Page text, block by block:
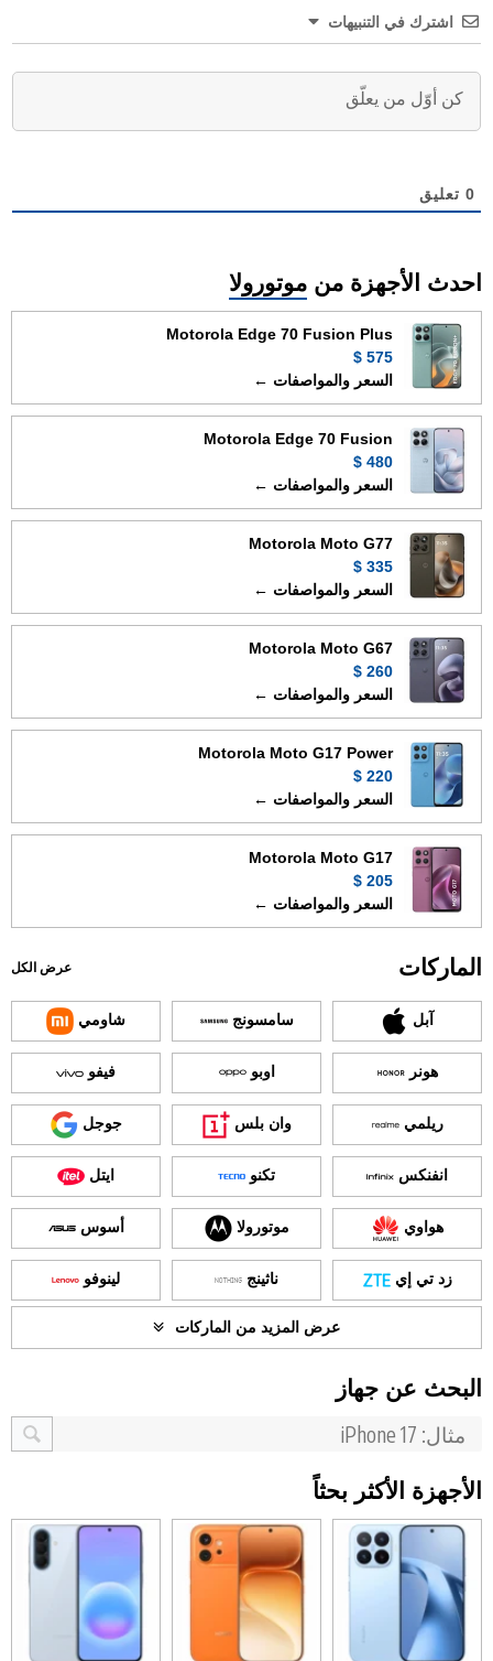
اشترك في التنبيهات
0 تعليق
احدث الأجهزة من موتورولا
Motorola Edge 70 Fusion Plus
575 $
السعر والمواصفات ←
Motorola Edge 70 Fusion
480 $
السعر والمواصفات ←
Motorola Moto G77
335 $
السعر والمواصفات ←
Motorola Moto G67
260 $
السعر والمواصفات ←
Motorola Moto G17 Power
220 $
السعر والمواصفات ←
Motorola Moto G17
205 $
السعر والمواصفات ←
الماركات عرض الكل
آبل سامسونج شاومي
هونر اوبو فيفو
ريلمي وان بلس جوجل
انفنكس تكنو ايتل
هواوي موتورولا أسوس
زد تي إي ناثينج لينوفو
عرض المزيد من الماركات
البحث عن جهاز
الأجهزة الأكثر بحثاً